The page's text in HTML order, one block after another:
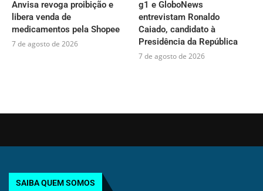
Anvisa revoga proibição e
libera venda de
medicamentos pela Shopee
7 de agosto de 2026
g1 e GloboNews
entrevistam Ronaldo
Caiado, candidato à
Presidência da República
7 de agosto de 2026
SAIBA QUEM SOMOS